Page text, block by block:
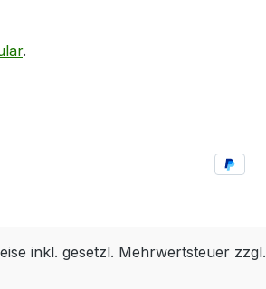
.
inkl. gesetzl. Mehrwertsteuer zzgl.